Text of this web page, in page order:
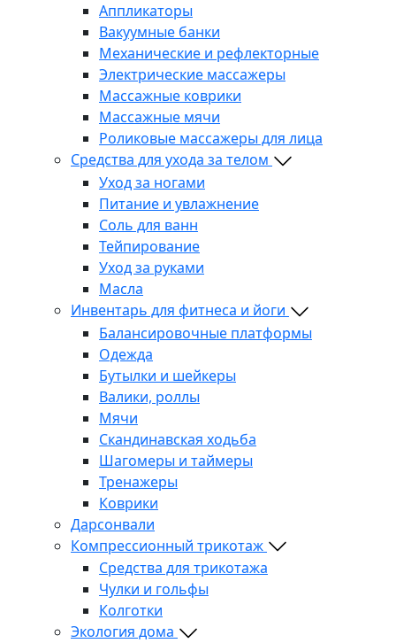
Аппликаторы
Вакуумные банки
Механические и рефлекторные
Электрические массажеры
Массажные коврики
Массажные мячи
Роликовые массажеры для лица
Средства для ухода за телом
Уход за ногами
Питание и увлажнение
Соль для ванн
Тейпирование
Уход за руками
Масла
Инвентарь для фитнеса и йоги
Балансировочные платформы
Одежда
Бутылки и шейкеры
Валики, роллы
Мячи
Скандинавская ходьба
Шагомеры и таймеры
Тренажеры
Коврики
Дарсонвали
Компрессионный трикотаж
Средства для трикотажа
Чулки и гольфы
Колготки
Экология дома